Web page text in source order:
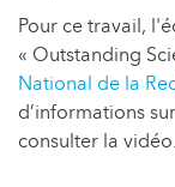
Pour ce travail,
« Outstanding
National de la
d’informations
consulter la vidéo.